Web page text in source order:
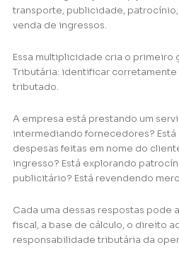
transporte, publicidade,
venda de ingressos.
Essa multiplicidade cria o primeiro
Tributária: identificar corretamente
tributado.
A empresa está prestando um
intermediando fornecedores?
despesas feitas em nome do
ingresso? Está explorando
publicitário? Está revendendo
Cada uma dessas respostas pode
fiscal, a base de cálculo, o direito
responsabilidade tributária da